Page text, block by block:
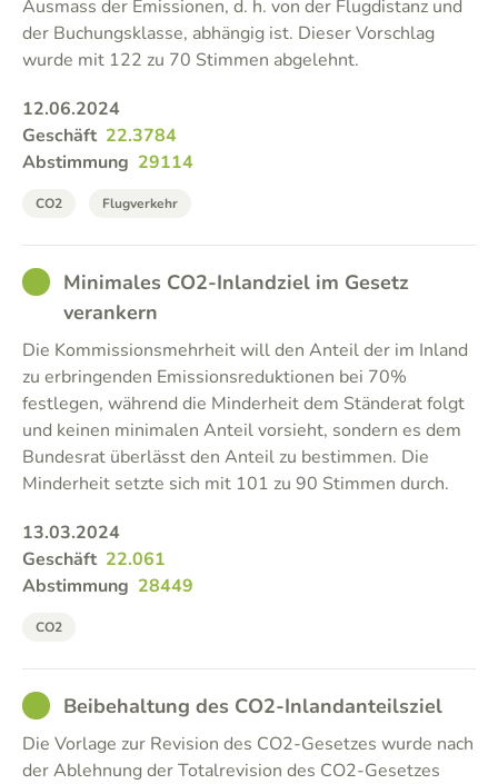
Ausmass der Emissionen, d. h. von der Flugdistanz und
der Buchungsklasse, abhängig ist. Dieser Vorschlag
wurde mit 122 zu 70 Stimmen abgelehnt.
12.06.2024
Geschäft 22.3784
Abstimmung 29114
CO2 Flugverkehr
GOODMinimales CO2-Inlandziel im Gesetz
verankern
Die Kommissionsmehrheit will den Anteil der im Inland
zu erbringenden Emissionsreduktionen bei 70%
festlegen, während die Minderheit dem Ständerat folgt
und keinen minimalen Anteil vorsieht, sondern es dem
Bundesrat überlässt den Anteil zu bestimmen. Die
Minderheit setzte sich mit 101 zu 90 Stimmen durch.
13.03.2024
Geschäft 22.061
Abstimmung 28449
CO2
GOODBeibehaltung des CO2-Inlandanteilsziel
Die Vorlage zur Revision des CO2-Gesetzes wurde nach
der Ablehnung der Totalrevision des CO2-Gesetzes